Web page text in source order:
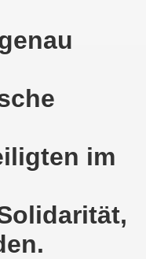
im
alles tun, um
- stärken wir
und breiter
Tag des
der Innenstadt
Bewegung